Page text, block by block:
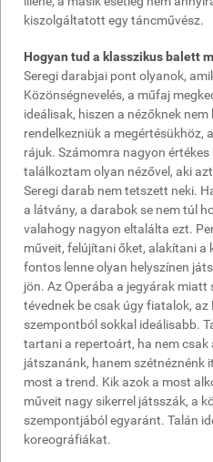
kiszolgáltatott egy táncművész.
Hogyan tud a klasszikus balett
Seregi darabjai pont olyanok,
Közönségnevelés, a műfaj
ideálisak, hiszen a nézőknek nem
rendelkezniük a megértésükhöz,
rájuk. Számomra nagyon
találkoztam olyan nézővel, aki
Seregi darab nem tetszett neki.
a látvány, a darabok se nem túl
valahogy nagyon eltalálta ezt.
műveit, felújítani őket, alakítani a
fontos lenne olyan helyszínen
jön. Az Operába a jegyárak miatt
tévednek be csak úgy fiatalok, az
szempontból sokkal ideálisabb.
tartani a repertoárt, ha nem csak
játszanánk, hanem szétnéznénk
most a trend. Kik azok a most
műveit nagy sikerrel játsszák, a
szempontjából egyaránt. Talán
koreográfiákat.